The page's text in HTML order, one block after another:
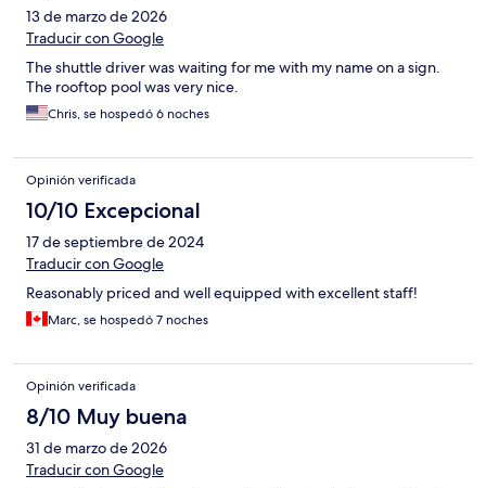
13 de marzo de 2026
Traducir con Google
The shuttle driver was waiting for me with my name on a sign.
The rooftop pool was very nice.
Chris, se hospedó 6 noches
Opinión verificada
10/10 Excepcional
17 de septiembre de 2024
Traducir con Google
Reasonably priced and well equipped with excellent staff!
Marc, se hospedó 7 noches
Opinión verificada
8/10 Muy buena
31 de marzo de 2026
Traducir con Google